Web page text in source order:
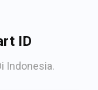
ID
Indonesia.